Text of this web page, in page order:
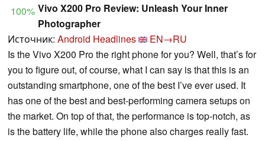
100% Vivo X200 Pro Review: Unleash Your Inner
Photographer
Источник: Android Headlines
EN→RU
Is the Vivo X200 Pro the right phone for you? Well, that’s for
you to figure out, of course, what I can say is that this is an
outstanding smartphone, one of the best I’ve ever used. It
has one of the best and best-performing camera setups on
the market. On top of that, the performance is top-notch, as
is the battery life, while the phone also charges really fast.